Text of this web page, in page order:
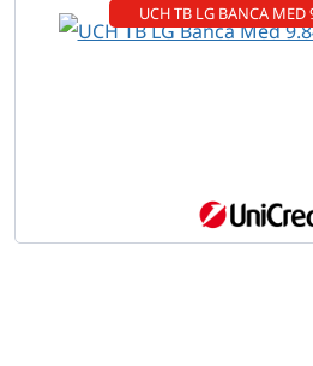
UCH TB LG BANCA